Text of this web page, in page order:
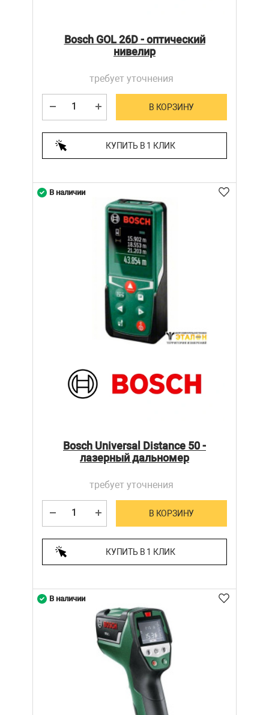
Bosch GOL 26D - оптический
нивелир
требует уточнения
В КОРЗИНУ
КУПИТЬ В 1 КЛИК
Bosch Universal Distance 50 -
лазерный дальномер
требует уточнения
В КОРЗИНУ
КУПИТЬ В 1 КЛИК
В наличии
В наличии